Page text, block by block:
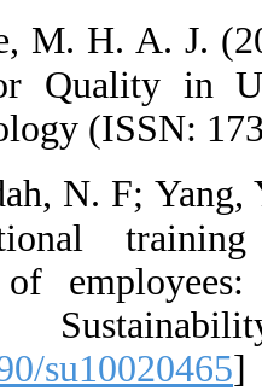
2.  Al-Taie, M.
Planning for
3.  Al Qudah,
orientation of
matter?.
[DOI:10.3390/